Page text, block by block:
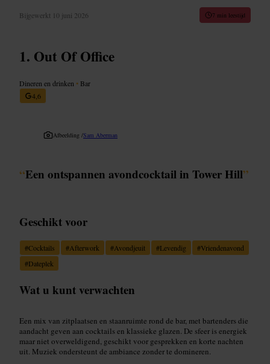
Bijgewerkt 10 juni 2026 7 min leestijd
Out Of Office
Dineren en drinken • Bar
4,6
Afbeelding /Sam Aberman
“Een ontspannen avondcocktail in Tower Hill”
Geschikt voor
#Cocktails #Afterwork #Avondjeuit #Levendig #Vriendenavond
#Dateplek
Wat u kunt verwachten
Een mix van zitplaatsen en staanruimte rond de bar, met bartenders die
aandacht geven aan cocktails en klassieke glazen. De sfeer is energiek
maar niet overweldigend, geschikt voor gesprekken en korte nachten
uit. Muziek ondersteunt de ambiance zonder te domineren.